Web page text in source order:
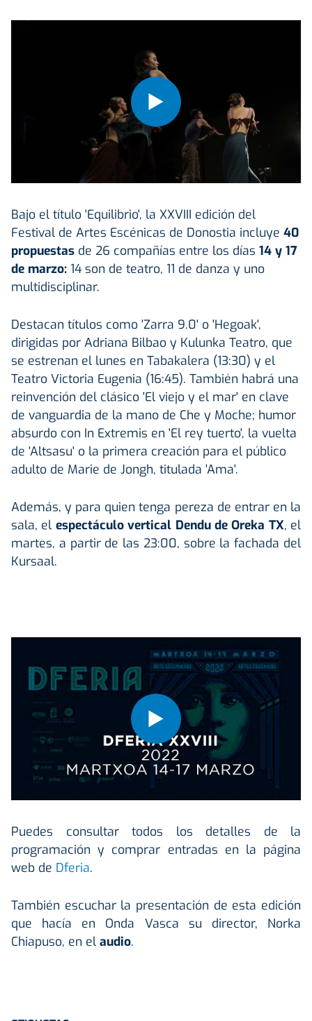
Bajo el título 'Equilibrio', la XXVIII edición del
Festival de Artes Escénicas de Donostia incluye 40
propuestas de 26 compañías entre los días 14 y 17
de marzo: 14 son de teatro, 11 de danza y uno
multidisciplinar.
Destacan títulos como 'Zarra 9.0' o 'Hegoak',
dirigidas por Adriana Bilbao y Kulunka Teatro, que
se estrenan el lunes en Tabakalera (13:30) y el
Teatro Victoria Eugenia (16:45). También habrá una
reinvención del clásico 'El viejo y el mar' en clave
de vanguardia de la mano de Che y Moche; humor
absurdo con In Extremis en 'El rey tuerto', la vuelta
de 'Altsasu' o la primera creación para el público
adulto de Marie de Jongh, titulada 'Ama'.
Además, y para quien tenga pereza de entrar en la
sala, el espectáculo vertical Dendu de Oreka TX, el
martes, a partir de las 23:00, sobre la fachada del
Kursaal.
Puedes consultar todos los detalles de la
programación y comprar entradas en la página
web de Dferia.
También escuchar la presentación de esta edición
que hacía en Onda Vasca su director, Norka
Chiapuso, en el audio.